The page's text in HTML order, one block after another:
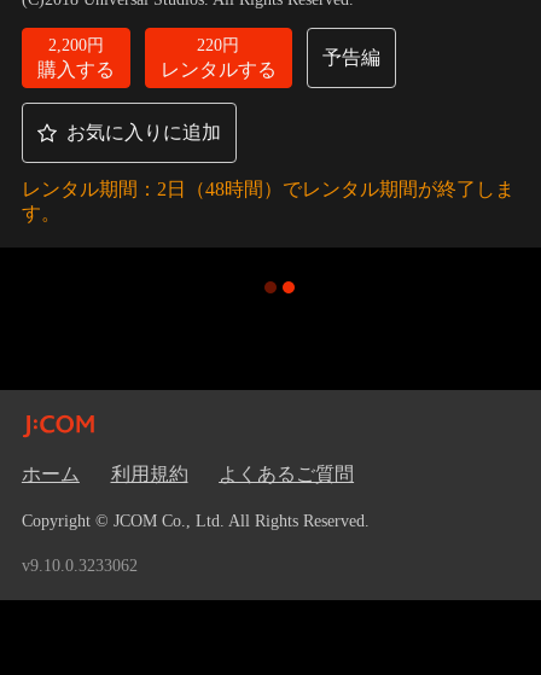
2,200円
購入する
220円
レンタルする
予告編
お気に入りに追加
レンタル期間：2日（48時間）でレンタル期間が終了しま
す。
ホーム 利用規約 よくあるご質問
Copyright © JCOM Co., Ltd. All Rights Reserved.
v9.10.0.3233062